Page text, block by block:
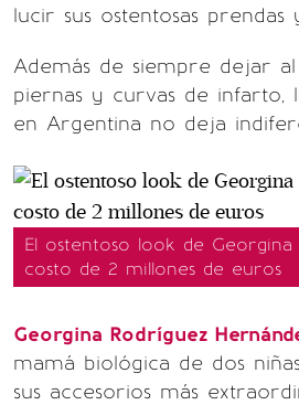
lucir sus ostentosas
Además de siempre dejar
piernas y curvas de infarto,
en Argentina no deja
El ostentoso look de
costo de 2 millones de euros
Georgina Rodríguez
mamá biológica de dos
sus accesorios más